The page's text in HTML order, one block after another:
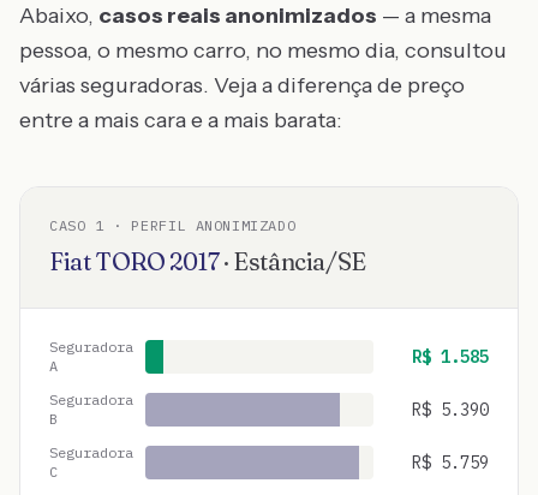
Abaixo, casos reais anonimizados — a mesma
pessoa, o mesmo carro, no mesmo dia, consultou
várias seguradoras. Veja a diferença de preço
entre a mais cara e a mais barata:
CASO 1 · PERFIL ANONIMIZADO
FiatTORO 2017· Estância/SE
Seguradora
A
R$ 1.585
Seguradora
B
R$ 5.390
Seguradora
C
R$ 5.759